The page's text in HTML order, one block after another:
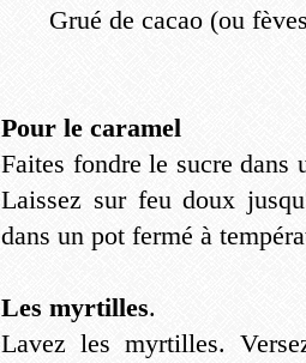
Grué de cacao (ou
Pour le caramel
Faites fondre le sucre dans
Laissez sur feu doux
dans un pot fermé à
Les myrtilles.
Lavez les myrtilles.